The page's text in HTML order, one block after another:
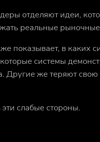
отделяют идеи,
реальные рыночные
показывает, в каких
системы
Другие же теряют свою
слабые стороны.